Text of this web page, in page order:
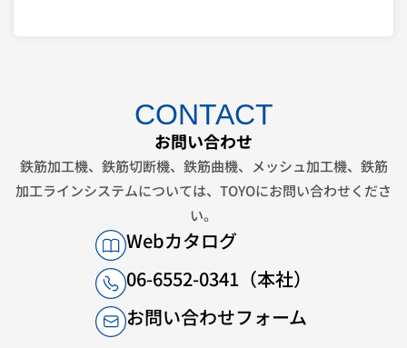
CONTACT
お問い合わせ
鉄筋加工機、鉄筋切断機、鉄筋曲機、メッシュ加工機、鉄筋
加工ラインシステムについては、 TOYOにお問い合わせくださ
い。
Webカタログ
06-6552-0341（本社）
お問い合わせフォーム